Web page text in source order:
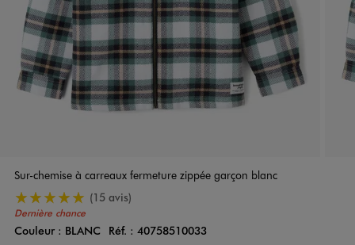
Sur-chemise à carreaux fermeture zippée garçon blanc
Dernière chance
5/5 de moyenne(15 avis)
Couleur
Couleur : BLANC Réf. : 40758510033